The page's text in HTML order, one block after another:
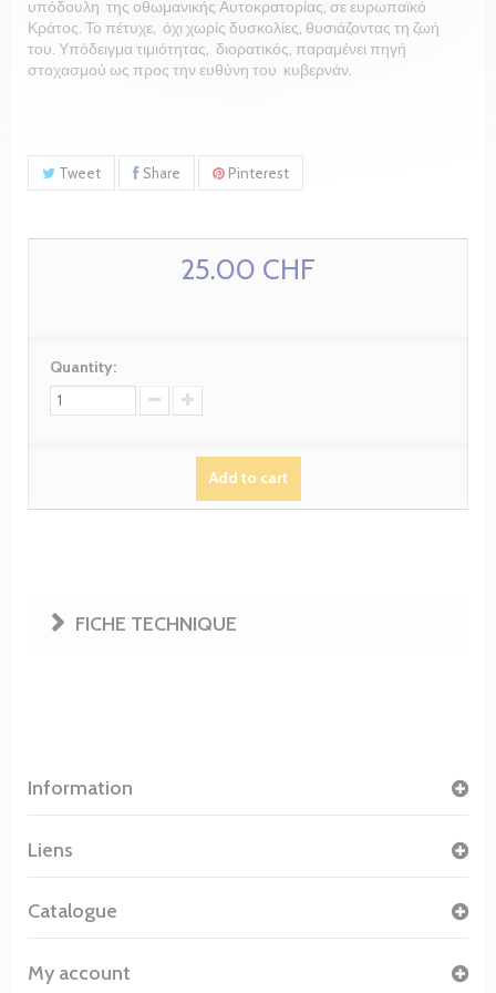
υπόδουλη της οθωμανικής Αυτοκρατορίας, σε ευρωπαϊκό
Κράτος. Το πέτυχε, όχι χωρίς δυσκολίες, θυσιάζοντας τη ζωή
του. Υπόδειγμα τιμιότητας, διορατικός, παραμένει πηγή
στοχασμού ως προς την ευθύνη του κυβερνάν.
Tweet Share Pinterest
25.00 CHF
Quantity:
Add to cart
FICHE TECHNIQUE
Information
Liens
Catalogue
My account